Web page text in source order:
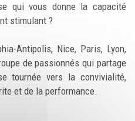
qui vous donne la capacité
stimulant ?
Antipolis, Nice, Paris, Lyon,
de passionnés qui partage
tournée vers la convivialité,
et de la performance.